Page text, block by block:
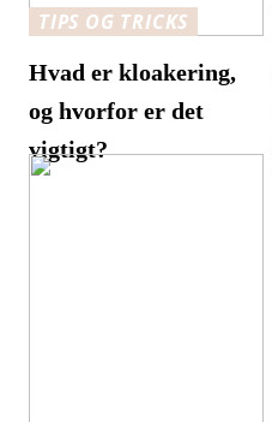
TIPS OG TRICKS
Hvad er kloakering,
og hvorfor er det
vigtigt?